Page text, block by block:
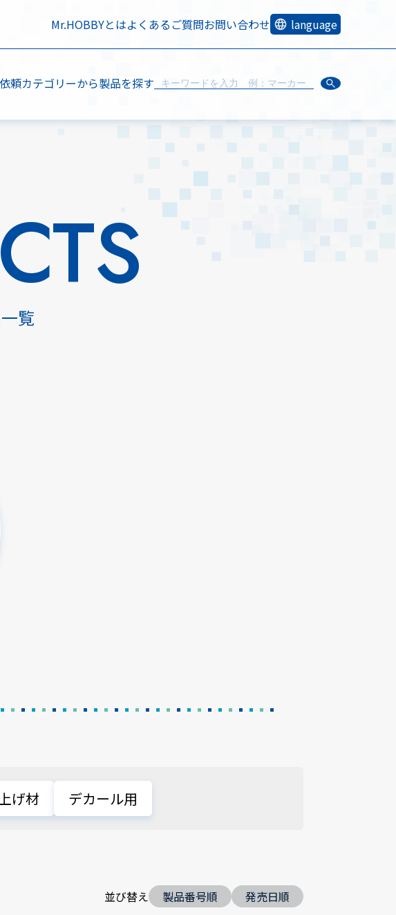
Mr.HOBBYとはよくあるご質問お問い合わせ language
頼カテゴリーから製品を探す
覧
げ材 デカール用
並び替え 製品番号順 発売日順